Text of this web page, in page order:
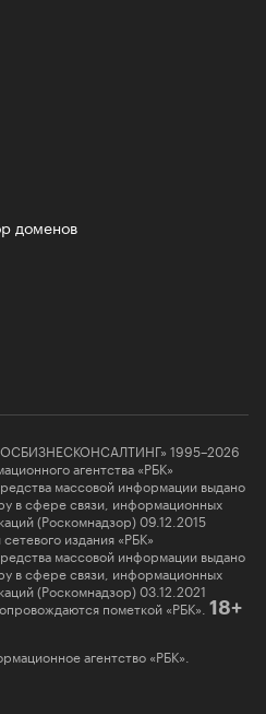
доменов
1995–2026
агентства «РБК»
массовой информации выдано
в сфере связи, информационных
(Роскомнадзор) 09.12.2015
издания «РБК»
массовой информации выдано
в сфере связи, информационных
(Роскомнадзор) 03.12.2021
пометкой «РБК». 18+
агентство «РБК».